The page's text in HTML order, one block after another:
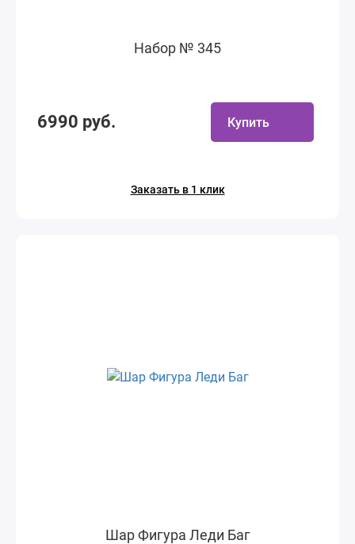
Набор № 345
6990 руб. Купить
Заказать в 1 клик
Шар Фигура Леди Баг